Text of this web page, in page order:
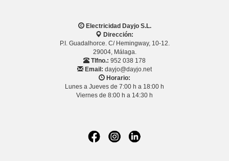
Electricidad Dayjo S.L.
Dirección:
P.I. Guadalhorce. C/ Hemingway, 10-12.
29004, Málaga.
Tlfno.: 952 038 178
Email: dayjo@dayjo.net
Horario:
Lunes a Jueves de 7:00 h a 18:00 h
Viernes de 8:00 h a 14:30 h